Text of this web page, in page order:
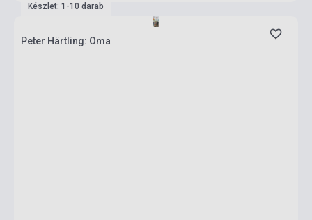
Készlet: 1-10 darab
Peter Härtling: Oma